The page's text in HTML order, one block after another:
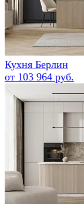
Кухня Берлин
от 103 964 руб.